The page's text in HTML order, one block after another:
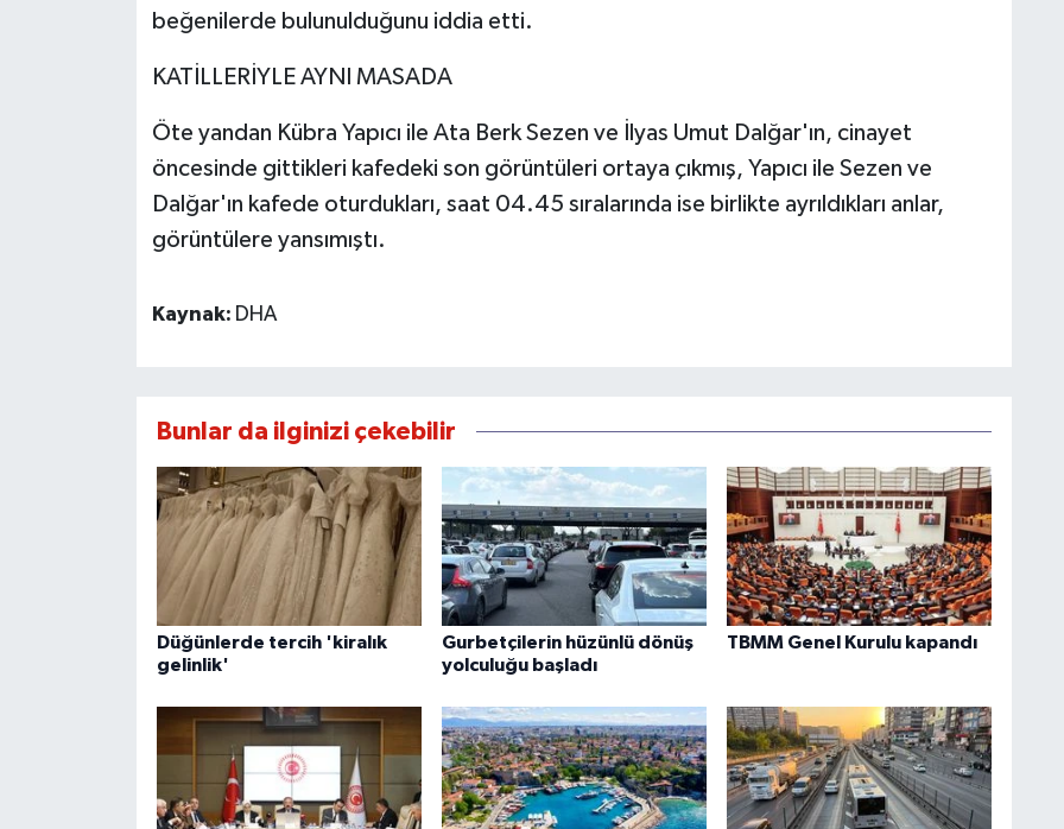
beğenilerde bulunulduğunu iddia etti.
KATİLLERİYLE AYNI MASADA
Öte yandan Kübra Yapıcı ile Ata Berk Sezen ve İlyas Umut Dalğar'ın, cinayet
öncesinde gittikleri kafedeki son görüntüleri ortaya çıkmış, Yapıcı ile Sezen ve
Dalğar'ın kafede oturdukları, saat 04.45 sıralarında ise birlikte ayrıldıkları anlar,
görüntülere yansımıştı.
Kaynak: DHA
Bunlar da ilginizi çekebilir
Düğünlerde tercih 'kiralık
gelinlik'
Gurbetçilerin hüzünlü dönüş
yolculuğu başladı
TBMM Genel Kurulu kapandı